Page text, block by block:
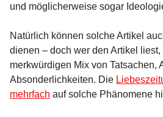
und möglicherweise sogar
Natürlich können solche Artikel
dienen – doch wer den Artikel
merkwürdigen Mix von Tatsachen,
Absonderlichkeiten. Die
mehrfach auf solche Phänomene